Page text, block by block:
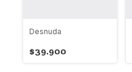
Desnuda
$39.900